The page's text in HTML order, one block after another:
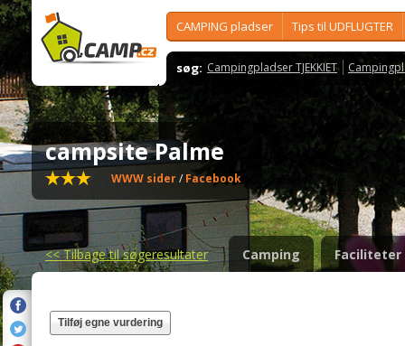
CAMPING pladser Tips til UDFLUGTER
søg: Campingpladser TJEKKIET
campsite Palme
WWW sider/Facebook
<<Tilbage til søgeresultater Camping Faciliteter
Tilføj egne vurdering